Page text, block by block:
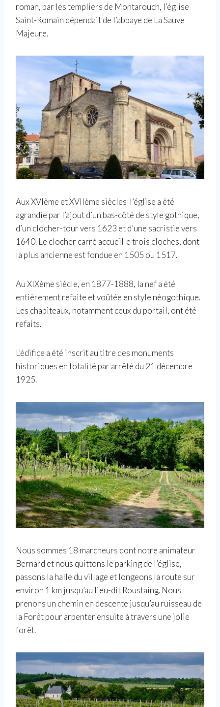
roman, par les templiers de Montarouch, l’église
Saint-Romain dépendait de l’abbaye de La Sauve
Majeure.
Aux XVIème et XVIIème siècles l’église a été
agrandie par l’ajout d’un bas-côté de style gothique,
d’un clocher-tour vers 1623 et d’une sacristie vers
1640. Le clocher carré accueille trois cloches, dont
la plus ancienne est fondue en 1505 ou 1517.
Au XIXème siècle, en 1877-1888, la nef a été
entièrement refaite et voûtée en style néogothique.
Les chapiteaux, notamment ceux du portail, ont été
refaits.
L’édifice a été inscrit au titre des monuments
historiques en totalité par arrêté du 21 décembre
1925.
Nous sommes 18 marcheurs dont notre animateur
Bernard et nous quittons le parking de l’église,
passons la halle du village et longeons la route sur
environ 1 km jusqu’au lieu-dit Roustaing. Nous
prenons un chemin en descente jusqu’au ruisseau de
la Forêt pour arpenter ensuite à travers une jolie
forêt.